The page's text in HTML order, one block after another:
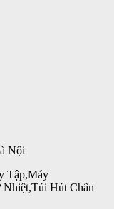
Nội
Tập,Máy
Nhiệt,Túi Hút Chân